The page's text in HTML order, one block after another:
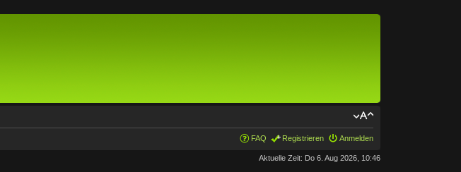
FAQ Registrieren Anmelden
Aktuelle Zeit: Do 6. Aug 2026, 10:46